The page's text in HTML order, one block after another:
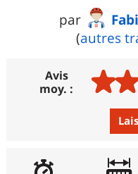
par
(autres
Avis
moy. :